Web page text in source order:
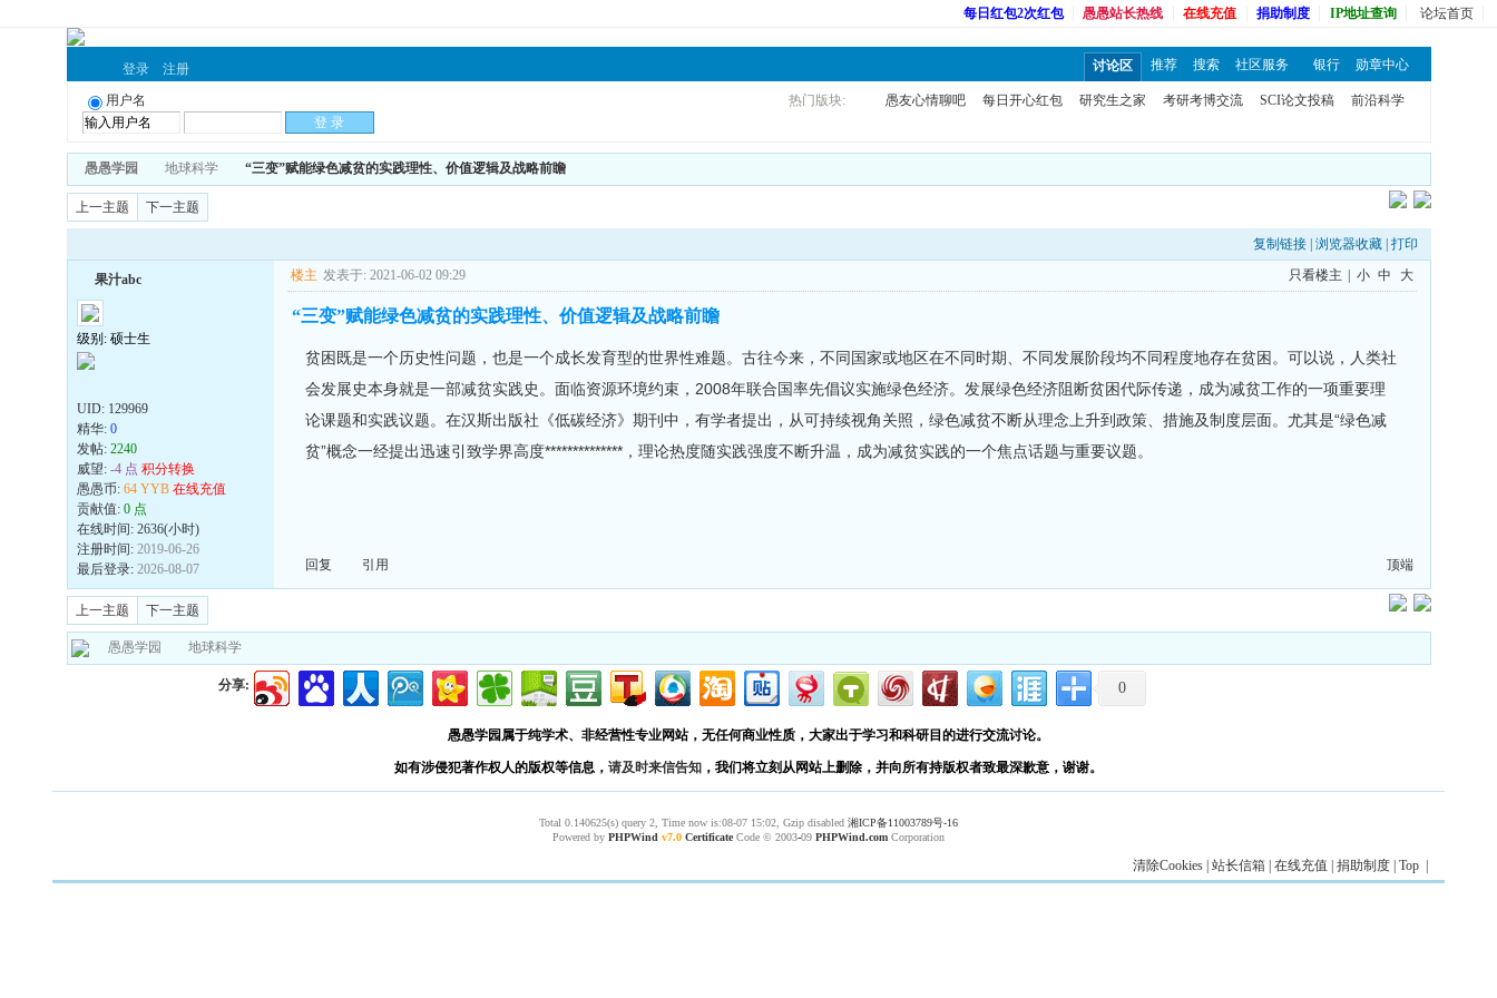
每日红包2次红包 愚愚站长热线 在线充值 捐助制度 IP地址查询 论坛首页
登录 注册 讨论区 推荐 搜索 社区服务 银行 勋章中心
用户名 热门版块: 愚友心情聊吧 每日开心红包 研究生之家 考研考博交流 SCI论文投稿 前沿科学
愚愚学园 地球科学 “三变”赋能绿色减贫的实践理性、价值逻辑及战略前瞻
上一主题 下一主题
复制链接| 浏览器收藏| 打印
果汁abc
级别: 硕士生
UID: 129969
精华: 0
发帖: 2240
威望: -4 点 积分转换
愚愚币: 64 YYB 在线充值
贡献值: 0 点
在线时间: 2636(小时)
注册时间: 2019-06-26
最后登录: 2026-08-07
楼主 发表于: 2021-06-02 09:29 只看楼主 小 中 大
“三变”赋能绿色减贫的实践理性、价值逻辑及战略前瞻
贫困既是一个历史性问题，也是一个成长发育型的世界性难题。古往今来，不同国家或地区在不同时期、不同发展阶段均不同程度地存在贫困。可以说，人类社
会发展史本身就是一部减贫实践史。面临资源环境约束，2008年联合国率先倡议实施绿色经济。发展绿色经济阻断贫困代际传递，成为减贫工作的一项重要理
论课题和实践议题。在汉斯出版社《低碳经济》期刊中，有学者提出，从可持续视角关照，绿色减贫不断从理念上升到政策、措施及制度层面。尤其是“绿色减
贫”概念一经提出迅速引致学界高度**************，理论热度随实践强度不断升温，成为减贫实践的一个焦点话题与重要议题。
顶端
回复 引用
上一主题 下一主题
愚愚学园 地球科学
分享: 0
愚愚学园属于纯学术、非经营性专业网站，无任何商业性质，大家出于学习和科研目的进行交流讨论。
如有涉侵犯著作权人的版权等信息， 请及时来信告知 ，我们将立刻从网站上删除，并向所有持版权者致最深歉意，谢谢。
Total 0.140625(s) query 2, Time now is:08-07 15:02, Gzip disabled 湘ICP备11003789号-16
Powered by PHPWind v7.0 Certificate Code © 2003-09 PHPWind.com Corporation
清除Cookies| 站长信箱 在线充值 捐助制度| Top|